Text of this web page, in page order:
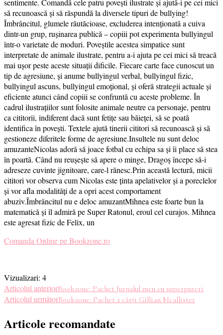
să recunoască și să răspundă la diversele tipuri de bullying!
Îmbrâncitul, glumele răutăcioase, excluderea intenționată a cuiva
dintr-un grup, rușinarea publică – copiii pot experimenta bullyingul
într-o varietate de moduri. Poveștile acestea simpatice sunt
interpretate de animale ilustrate, pentru a-i ajuta pe cei mici să treacă
mai ușor peste aceste situații dificile. Fiecare carte face cunoscut un
tip de agresiune, și anume bullyingul verbal, bullyingul fizic,
bullyingul ascuns, bullyingul emoțional, și oferă strategii actuale și
eficiente atunci când copiii se confruntă cu aceste probleme. În
cadrul ilustrațiilor sunt folosite animale neutre ca personaje, pentru
ca cititorii, indiferent dacă sunt fetițe sau băieței, să se poată
identifica în povești. Textele ajută tinerii cititori să recunoască și să
gestioneze diferitele forme de agresiune.Insultele nu sunt deloc
amuzanteNicolas adoră să joace fotbal cu echipa sa și îi place să stea
în poartă. Când nu reușește să apere o minge, Dragoș începe să-i
adreseze cuvinte jignitoare, care-l rănesc.Prin această lectură, micii
cititori vor observa cum Nicolas este ținta apelativelor și a poreclelor
și vor afla modalități de a opri acest comportament
abuziv.Îmbrâncitul nu e deloc amuzantMihnea este foarte bun la
matematică și îl admiră pe Super Ratonul, eroul cel curajos. Mihnea
este agresat fizic de Felix, un
Comanda Online pe Bookzone.ro
Vizualizari: 4
Navigare
în
articole
Articolul anteriorBookzone: Pachet Jurnalul meu cu superputeri
Articolul următorBookzone: Pachet 2 cărți Gillian Mcallister
Articole recomandate